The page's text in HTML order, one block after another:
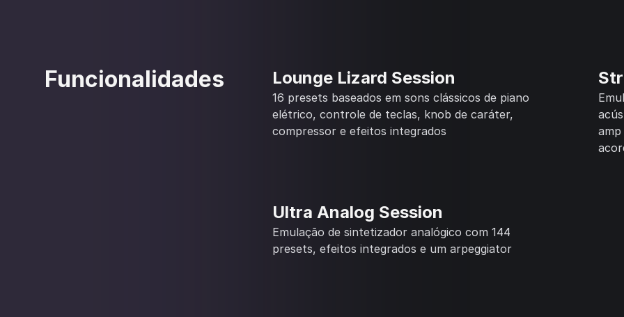
Funcionalidades Lounge Lizard Session
16 presets baseados em sons clássicos de piano
elétrico, controle de teclas, knob de caráter,
compressor e efeitos integrados
Ultra Analog Session
Emulação de sintetizador analógico com 144
presets, efeitos integrados e um arpeggiator